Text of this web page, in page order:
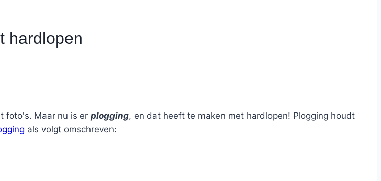
hardlopen
foto's. Maar nu is er plogging, en dat heeft te maken met hardlopen! Plogging houdt
als volgt omschreven: